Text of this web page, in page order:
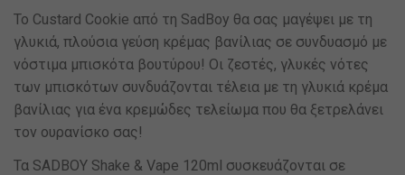
Το Custard Cookie από τη SadBoy θα σας μαγέψει με τη
γλυκιά, πλούσια γεύση κρέμας βανίλιας σε συνδυασμό με
νόστιμα μπισκότα βουτύρου! Οι ζεστές, γλυκές νότες
των μπισκότων συνδυάζονται τέλεια με τη γλυκιά κρέμα
βανίλιας για ένα κρεμώδες τελείωμα που θα ξετρελάνει
τον ουρανίσκο σας!
Τα SADBOY Shake & Vape 120ml συσκευάζονται σε